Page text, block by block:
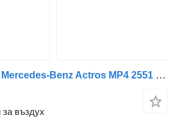
Клапан за въздух Mercedes-Benz Actros MP4 2551 (01.12-) 4721729010 за влекач Mercedes-Benz Actros MP4 Antos Arocs (2012-)
въздух